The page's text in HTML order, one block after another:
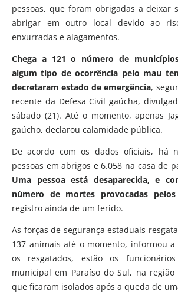
pessoas, que foram obrigadas a deixar
abrigar em outro local devido ao
enxurradas e alagamentos.
Chega a 121 o número de
algum tipo de ocorrência pelo mau
decretaram estado de emergência,
recente da Defesa Civil gaúcha,
sábado (21). Até o momento, apenas
gaúcho, declarou calamidade pública.
De acordo com os dados oficiais, há
pessoas em abrigos e 6.058 na casa de
Uma pessoa está desaparecida, e
número de mortes provocadas
registro ainda de um ferido.
As forças de segurança estaduais
137 animais até o momento, informou a
os resgatados, estão os
municipal em Paraíso do Sul, na
que ficaram isolados após a queda de